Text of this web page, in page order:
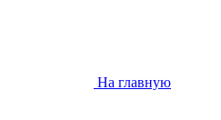
На главную